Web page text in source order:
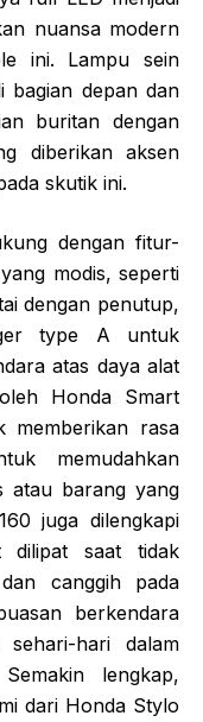
nuansa modern
ini. Lampu sein
bagian depan dan
buritan dengan
diberikan aksen
skutik ini.
dengan fitur-
modis, seperti
dengan penutup,
type A untuk
atas daya alat
Honda Smart
memberikan rasa
memudahkan
atau barang yang
juga dilengkapi
dilipat saat tidak
canggih pada
berkendara
hari dalam
lengkap,
dari Honda Stylo